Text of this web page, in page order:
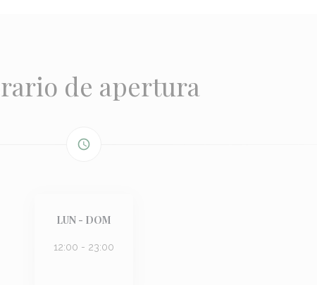
de apertura
access_time
LUN - DOM
12:00 - 23:00